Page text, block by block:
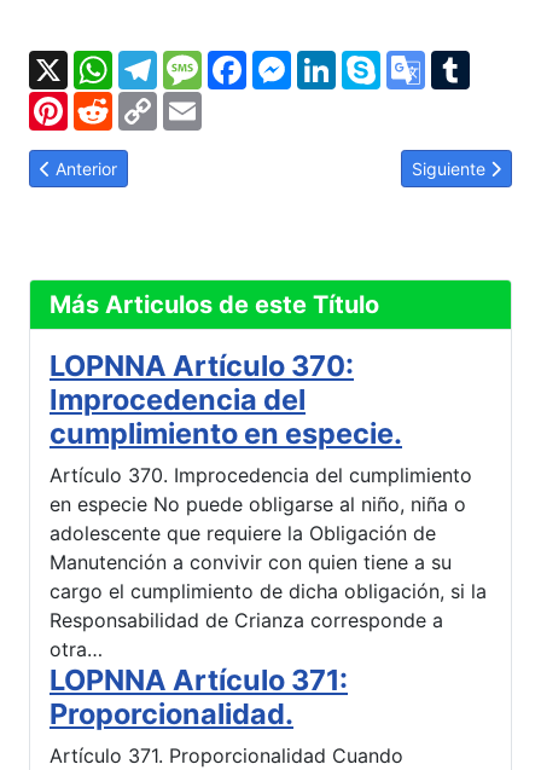
X WhatsApp
TelegramMessageFacebook
Messenger
LinkedInSkypeGoogle
PinterestRedditCopy
Artículo anterior: LOPNNA Artículo 382: Medios que pueden
Anterior Artículo
Siguiente
Más Articulos de este Título
LOPNNA Artículo 370:
Improcedencia del
cumplimiento en especie.
Artículo 370. Improcedencia del cumplimiento
en especie No puede obligarse al niño, niña o
adolescente que requiere la Obligación de
Manutención a convivir con quien tiene a su
cargo el cumplimiento de dicha obligación, si la
Responsabilidad de Crianza corresponde a
otra…
LOPNNA Artículo 371:
Proporcionalidad.
Artículo 371. Proporcionalidad Cuando